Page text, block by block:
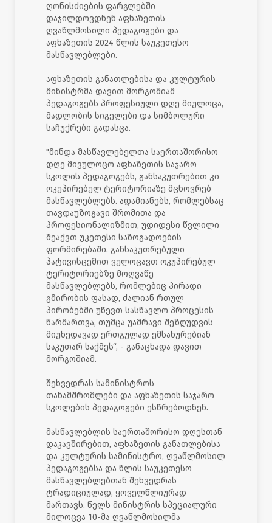
ღონისძიების ფარგლებში
დაჯილდოვდნენ აფხაზეთის
ღვაწლმოსილი პედაგოგები და
აფხაზეთის 2024 წლის საუკეთესო
მასწავლებლები.
აფხაზეთის განათლებისა და კულტურის
მინისტრმა დავით მორგოშიამ
პედაგოგებს პროფესიული დღე მიულოცა,
მადლობის სიგელები და სიმბოლური
საჩუქრები გადასცა.
"მინდა მასწავლებელთა საერთაშორისო
დღე მივულოცო აფხაზეთის საჯარო
სკოლის პედაგოგებს, განსაკუთრებით კი
ოკუპირებულ ტერიტორიაზე მცხოვრებ
მასწავლებლებს. ადამიანებს, რომლებსაც
თავდაუზოგავი შრომითა და
პროფესიონალიზმით, უდიდესი წვლილი
შეაქვთ უკეთესი საზოგადოების
ფორმირებაში. განსაკუთრებული
პატივისცემით ვულოცავთ ოკუპირებულ
ტერიტორიებზე მოღვაწე
მასწავლებლებს, რომლებიც პირადი
გმირობის ფასად, ძალიან რთულ
პირობებში უწევთ სასწავლო პროცესის
წარმართვა, თუმცა უამრავი შეზღუდვის
მიუხედავად ერთგულად ემსახურებიან
საკუთარ საქმეს“, - განაცხადა დავით
მორგოშიამ.
შეხვედრას სამინისტროს
თანამშრომლები და აფხაზეთის საჯარო
სკოლების პედაგოგები ესწრებოდნენ.
მასწავლებლის საერთაშორისო დღესთან
დაკავშირებით, აფხაზეთის განათლებისა
და კულტურის სამინისტრო, ღვაწლმოსილ
პედაგოგებსა და წლის საუკეთესო
მასწავლებლებთან შეხვედრას
ტრადიციულად, ყოველწლიურად
მართავს. წელს მინისტრის სპეციალური
მილოცვა 10-მა ღვაწლმოსილმა